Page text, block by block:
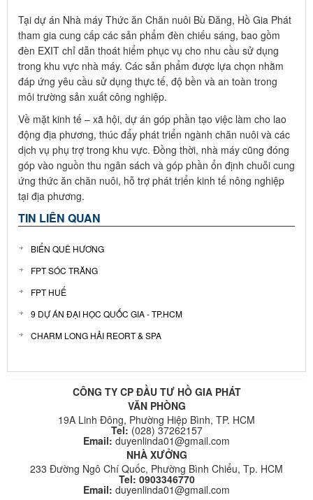
Tại dự án Nhà máy Thức ăn Chăn nuôi Bù Đăng, Hồ Gia Phát
tham gia cung cấp các sản phẩm đèn chiếu sáng, bao gồm
đèn EXIT chỉ dẫn thoát hiểm phục vụ cho nhu cầu sử dụng
trong khu vực nhà máy. Các sản phẩm được lựa chọn nhằm
đáp ứng yêu cầu sử dụng thực tế, độ bền và an toàn trong
môi trường sản xuất công nghiệp.
Về mặt kinh tế – xã hội, dự án góp phần tạo việc làm cho lao
động địa phương, thúc đẩy phát triển ngành chăn nuôi và các
dịch vụ phụ trợ trong khu vực. Đồng thời, nhà máy cũng đóng
góp vào nguồn thu ngân sách và góp phần ổn định chuỗi cung
ứng thức ăn chăn nuôi, hỗ trợ phát triển kinh tế nông nghiệp
tại địa phương.
TIN LIÊN QUAN
BIỂN QUÊ HƯƠNG
FPT SÓC TRĂNG
FPT HUẾ
9 DỰ ÁN ĐẠI HỌC QUỐC GIA - TP.HCM
CHARM LONG HẢI REORT & SPA
CÔNG TY CP ĐẦU TƯ HỒ GIA PHÁT
VĂN PHÒNG
19A Linh Đông, Phường Hiệp Bình, TP. HCM
Tel: (028) 37262157
Email: duyenlinda01@gmail.com
NHÀ XƯỞNG
233 Đường Ngô Chí Quốc, Phường Bình Chiểu, Tp. HCM
Tel: 0903346770
Email: duyenlinda01@gmail.com